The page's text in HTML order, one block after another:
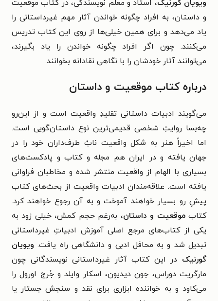
ویویان گورنیک، استاد و معلم نویسندگی، در کتاب موقعیت
و داستان، به افراد چگونه خواندن آثار مهم غیرداستانی را
یاد می‌دهد و برای همین خیلی‌ها از روی این کتاب تدریس
می‌کنند. چون اگر افراد چگونه خواندن را یاد بگیرند،
می‌توانند آثار خودشان را با نگاهی نقادانه بخوانند.
درباره کتاب موقعیت و داستان
می‌گویند ادبیات داستانی تقلیدِ واقعیت است و از این‌رو
چه‌بسا روایتِ شخصی قدیمی‌ترین نوع داستان‌گویی است.
اما اخیراً هنر به شکل واقعیت نابْ طرف‌داران خود را در
جهان یافته و در ایران هم مجله و کتاب و پادکست‌های
بسیاری با الهام از واقعیت منتشر شده و مخاطبان فراوانی
یافته است. علاقه‌مندان ادبیات واقعیت از بحث‌های کتاب
پیشِ رو بسیار خواهند آموخت و به آن رجوع خواهند کرد.
کتابموقعیت و داستان، به‌رغم حجم کمش، خیلی زود به
یکی از کتاب‌های مرجع اصلی آموزش ادبیاتِ غیرداستانی
تبدیل شد و به محافل ادبی و دانشگاهی راه یافت. ویویان
گورنیک در این کتاب آثار غیرداستانی نویسندگانی چون
مارگریت دوراس، جون دیدیون، اسکار وایلد و جُرج اورول را
می‌کاود و به خواننده ابزاری برای نقد و سنجش جستار یا